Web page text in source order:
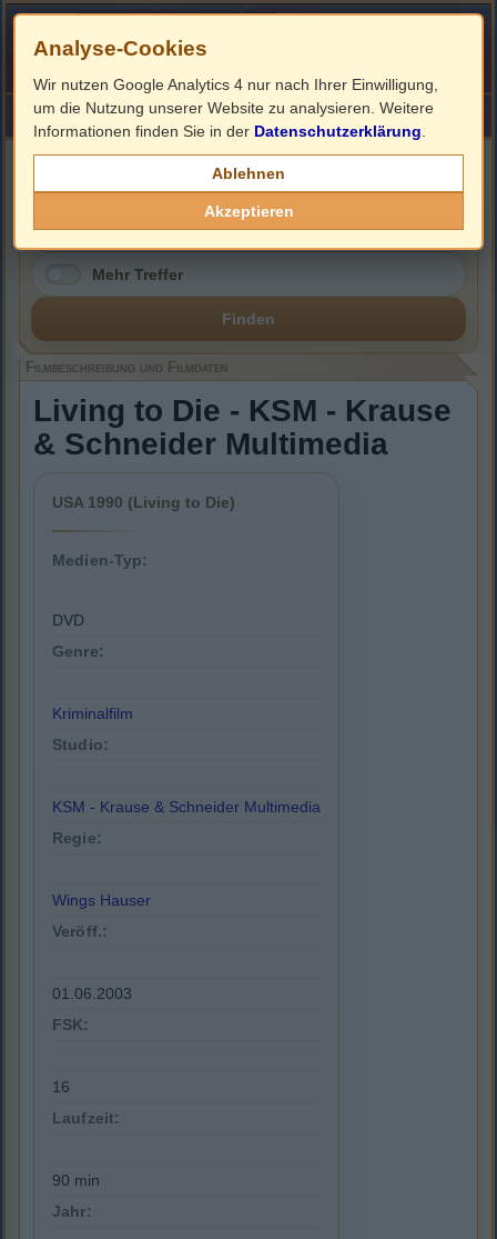
HOME ImpressumLinks
Filmbeschreibung, Cover & DVD Infos
Mehr Treffer
Finden
Filmbeschreibung und Filmdaten
Living to Die - KSM - Krause
& Schneider Multimedia
USA 1990 (Living to Die)
Medien-Typ:
DVD
Genre:
Kriminalfilm
Studio:
KSM - Krause & Schneider Multimedia
Regie:
Wings Hauser
Veröff.:
01.06.2003
FSK:
16
Laufzeit:
90 min
Jahr:
Analyse-Cookies
Wir nutzen Google Analytics 4 nur nach Ihrer Einwilligung,
um die Nutzung unserer Website zu analysieren. Weitere
Informationen finden Sie in der Datenschutzerklärung
Ablehnen
Akzeptieren